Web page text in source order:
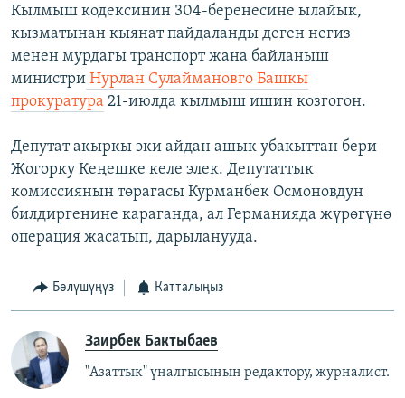
Кылмыш кодексинин 304-беренесине ылайык,
кызматынан кыянат пайдаланды деген негиз
менен мурдагы транспорт жана байланыш
министри Нурлан Сулаймановго Башкы
прокуратура 21-июлда кылмыш ишин козгогон.
Депутат акыркы эки айдан ашык убакыттан бери
Жогорку Кеңешке келе элек. Депутаттык
комиссиянын төрагасы Курманбек Осмоновдун
билдиргенине караганда, ал Германияда жүрөгүнө
операция жасатып, дарыланууда.
Бөлүшүңүз Катталыңыз
Заирбек Бактыбаев
"Азаттык" үналгысынын редактору, журналист.